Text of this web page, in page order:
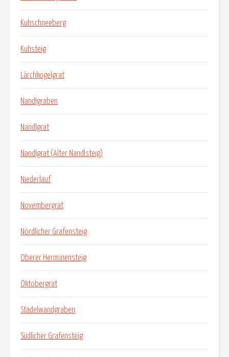
Kuhschneeberg
Kuhsteig
Lärchkogelgrat
Nandlgraben
Nandlgrat
Nandlgrat (Alter Nandlsteig)
Niederlauf
Novembergrat
Nördlicher Grafensteig
Oberer Herminensteig
Oktobergrat
Stadelwandgraben
Südlicher Grafensteig